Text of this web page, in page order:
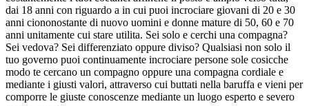
dai 18 anni con riguardo a in cui puoi incrociare giovani di 20 e 30
anni ciononostante di nuovo uomini e donne mature di 50, 60 e 70
anni unitamente cui stare utilita. Sei solo e cerchi una compagna?
Sei vedova? Sei differenziato oppure diviso? Qualsiasi non solo il
tuo governo puoi continuamente incrociare persone sole cosicche
modo te cercano un compagno oppure una compagna cordiale e
mediante i giusti valori, attraverso cui buttati nella baruffa e vieni per
comporre le giuste conoscenze mediante un luogo esperto e severo